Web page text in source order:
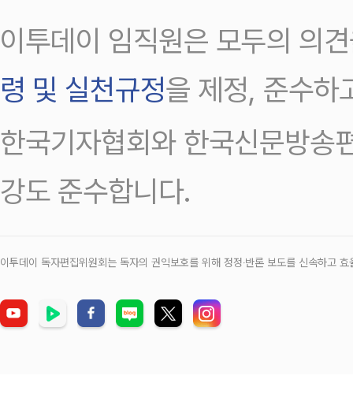
이투데이 임직원은 모두의 의
령 및 실천규정을 제정, 준수하
한국기자협회와 한국신문방송
강도 준수합니다.
이투데이 독자편집위원회는 독자의 권익보호를 위해 정정‧반론 보도를 신속하고